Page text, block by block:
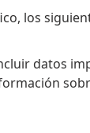
los
datos